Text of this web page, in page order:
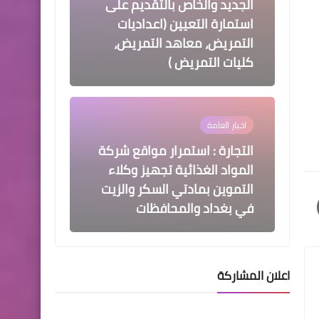
استمارة التعيين (اعداديات
التمريض، معاهد التمريض،
كليات التمريض )
اخبار العامة
التجارة : استمرار مواقع شركة
المواد الغذائية تجهيز وكلاء
التموين بمادتي السكر والزيت
في بغداد والمحافظات
اسماء االرعاية الاجتماعية
اعلان المشاركة